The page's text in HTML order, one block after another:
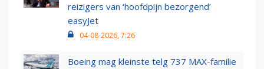
reizigers van ‘hoofdpijn bezorgend’
easyJet
04-08-2026, 7:26
Boeing mag kleinste telg 737 MAX-familie